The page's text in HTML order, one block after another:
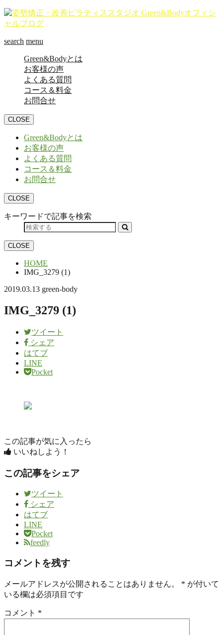
search menu
Green&Bodyとは
お客様の声
よくある質問
コース＆料金
お問合せ
CLOSE
Green&Bodyとは
お客様の声
よくある質問
コース＆料金
お問合せ
CLOSE
キーワードで記事を検索
CLOSE
HOME
IMG_3279 (1)
2019.03.13 green-body
IMG_3279 (1)
ツイート
シェア
はてブ
LINE
Pocket
この記事が気に入ったら
いいねしよう！
この記事をシェア
ツイート
シェア
はてブ
LINE
Pocket
feedly
コメントを残す
メールアドレスが公開されることはありません。 * が付いて
いる欄は必須項目です
コメント *